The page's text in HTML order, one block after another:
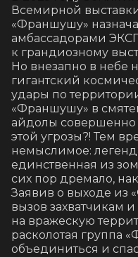
Всемирной
«Франшушу»
амбассадорами
к грандиозному
Но внезапно в небе
гигантский
удары по
«Франшушу» в
айдолы
этой угрозы?! Тем
немыслимое:
единственная из
сих пор дремало,
Заявив о выходе из
вызов захватчикам
на вражескую
расколотая группа
объединиться и